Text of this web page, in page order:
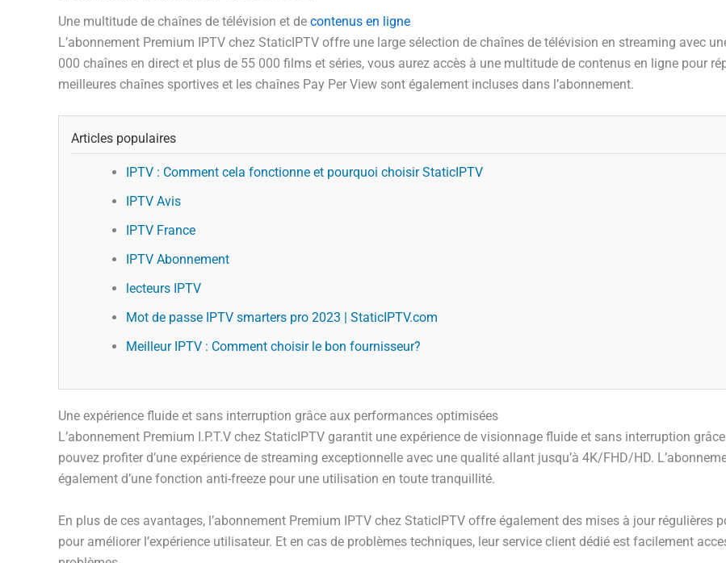
Une multitude de chaînes de télévision et de contenus en ligne
L’abonnement Premium IPTV chez StaticIPTV offre une large sélection de chaînes de télévision en streaming avec
000 chaînes en direct et plus de 55 000 films et séries, vous aurez accès à une multitude de contenus en ligne pour
meilleures chaînes sportives et les chaînes Pay Per View sont également incluses dans l’abonnement.
Articles populaires
IPTV : Comment cela fonctionne et pourquoi choisir StaticIPTV
IPTV Avis
IPTV France
IPTV Abonnement
lecteurs IPTV
Mot de passe IPTV smarters pro 2023 | StaticIPTV.com
Meilleur IPTV : Comment choisir le bon fournisseur?
Une expérience fluide et sans interruption grâce aux performances optimisées
L’abonnement Premium I.P.T.V chez StaticIPTV garantit une expérience de visionnage fluide et sans interruption
pouvez profiter d’une expérience de streaming exceptionnelle avec une qualité allant jusqu’à 4K/FHD/HD.
également d’une fonction anti-freeze pour une utilisation en toute tranquillité.
En plus de ces avantages, l’abonnement Premium IPTV chez StaticIPTV offre également des mises à jour
pour améliorer l’expérience utilisateur. Et en cas de problèmes techniques, leur service client dédié est facilement